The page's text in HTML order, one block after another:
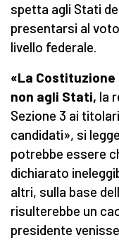
spetta agli Stati
presentarsi al
livello federale.
«La
non agli Stati, la
Sezione 3 ai
candidati», si
potrebbe essere
dichiarato
altri, sulla base
risulterebbe un
presidente